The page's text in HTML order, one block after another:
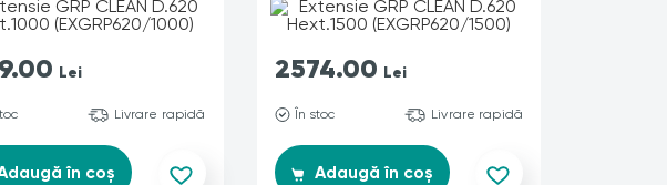
Lei
Livrare rapidă
în coș
2574.00 Lei
În stoc Livrare rapidă
Adaugă în coș